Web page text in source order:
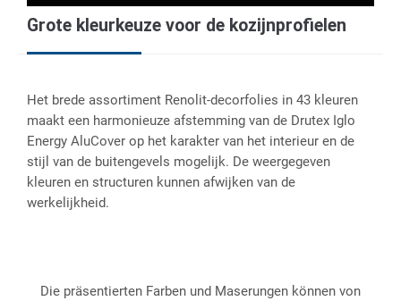
Grote kleurkeuze voor de kozijnprofielen
Het brede assortiment Renolit-decorfolies in 43 kleuren
maakt een harmonieuze afstemming van de Drutex Iglo
Energy AluCover op het karakter van het interieur en de
stijl van de buitengevels mogelijk. De weergegeven
kleuren en structuren kunnen afwijken van de
werkelijkheid.
Die präsentierten Farben und Maserungen können von